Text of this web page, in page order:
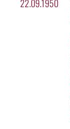
22.09.1950